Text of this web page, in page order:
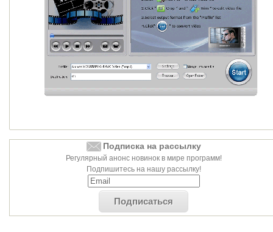
Подписка на рассылку
Регулярный анонс новинок в мире программ!
Подпишитесь на нашу рассылку!
Подписаться